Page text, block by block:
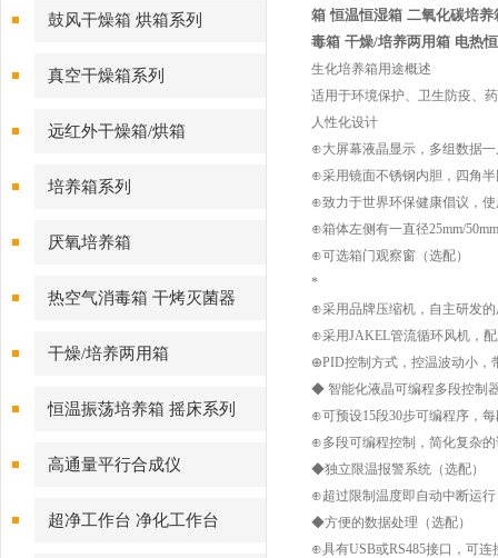
鼓风干燥箱 烘箱系列
真空干燥箱系列
远红外干燥箱/烘箱
培养箱系列
厌氧培养箱
热空气消毒箱 干烤灭菌器
干燥/培养两用箱
恒温振荡培养箱 摇床系列
高通量平行合成仪
超净工作台 净化工作台
箱 恒温恒湿箱 二氧化碳培养
毒箱 干燥/培养两用箱 电热
生化培养箱用途概述
适用于环境保护、卫生防疫、
人性化设计
⊕大屏幕液晶显示，多组数据
⊕采用镜面不锈钢内胆，四角
⊕致力于世界环保健康倡议，使
⊕箱体左侧有一直径25mm/
⊕可选箱门观察窗（选配）
*
⊕采用品牌压缩机，自主研发
⊕采用JAKEL管流循环风机，
⊕PID控制方式，控温波动小，
◆ 智能化液晶可编程多段控制
⊕可预设15段30步可编程序，
⊕多段可编程控制，简化复杂
◆独立限温报警系统（选配）
⊕超过限制温度即自动中断运
◆方便的数据处理（选配）
⊕具有USB或RS485接口，可